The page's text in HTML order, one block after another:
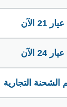
الآن
الآن